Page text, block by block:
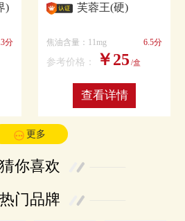
)
分
芙蓉王(硬)
焦油含量：11mg 6.5分
参考价格： ￥25 /盒
查看详情
更多
猜你喜欢
热门品牌